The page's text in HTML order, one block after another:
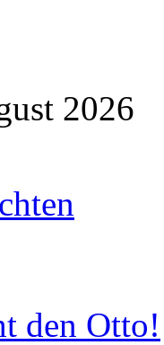
2026
den Otto!